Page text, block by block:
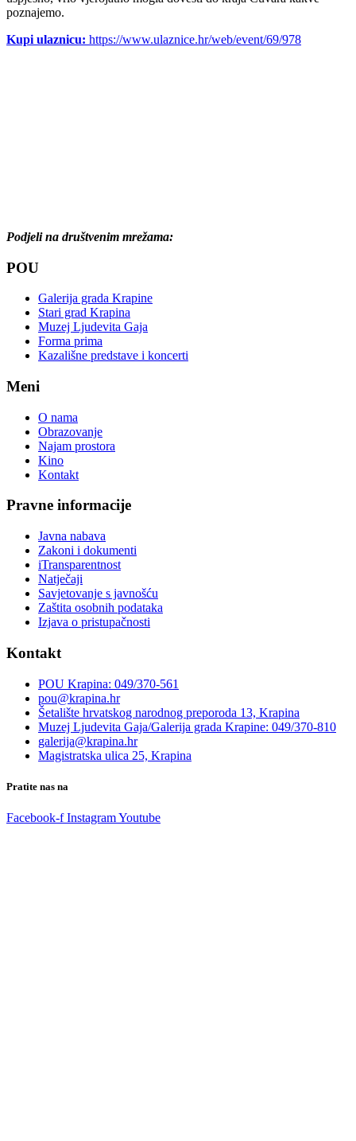
poznajemo.
Kupi ulaznicu: https://www.ulaznice.hr/web/event/69/978
Podjeli na društvenim mrežama:
POU
Galerija grada Krapine
Stari grad Krapina
Muzej Ljudevita Gaja
Forma prima
Kazališne predstave i koncerti
Meni
O nama
Obrazovanje
Najam prostora
Kino
Kontakt
Pravne informacije
Javna nabava
Zakoni i dokumenti
iTransparentnost
Natječaji
Savjetovanje s javnošću
Zaštita osobnih podataka
Izjava o pristupačnosti
Kontakt
POU Krapina: 049/370-561
pou@krapina.hr
Šetalište hrvatskog narodnog preporoda 13, Krapina
Muzej Ljudevita Gaja/Galerija grada Krapine: 049/370-810
galerija@krapina.hr
Magistratska ulica 25, Krapina
Pratite nas na
Facebook-f InstagramYoutube